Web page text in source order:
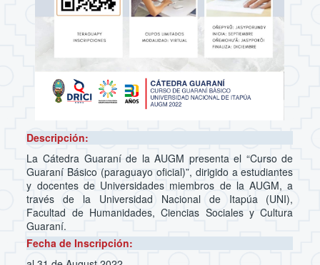
Descripción:
La Cátedra Guaraní de la AUGM presenta el “Curso de
Guaraní Básico (paraguayo oficial)”, dirigido a estudiantes
y docentes de Universidades miembros de la AUGM, a
través de la Universidad Nacional de Itapúa (UNI),
Facultad de Humanidades, Ciencias Sociales y Cultura
Guaraní.
Fecha de Inscripción: